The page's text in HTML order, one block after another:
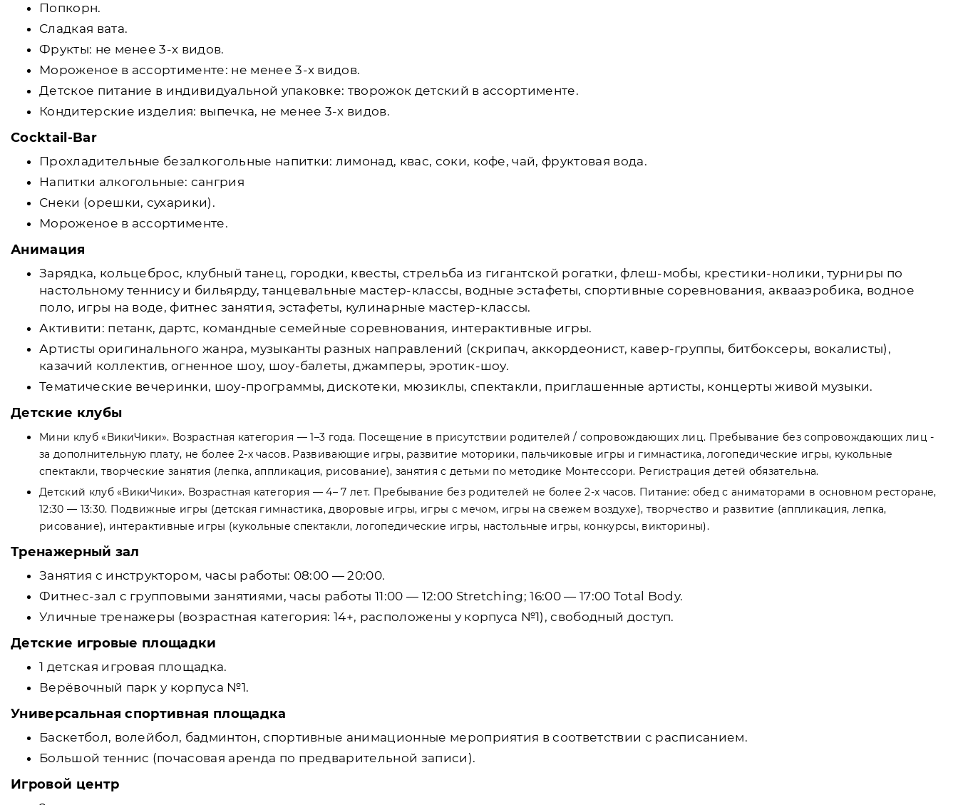
Попкорн.
Сладкая вата.
Фрукты: не менее 3-х видов.
Мороженое в ассортименте: не менее 3-х видов.
Детское питание в индивидуальной упаковке: творожок детский в ассортименте.
Кондитерские изделия: выпечка, не менее 3-х видов.
Cocktail-Bar
Прохладительные безалкогольные напитки: лимонад, квас, соки, кофе, чай, фруктовая вода.
Напитки алкогольные: сангрия
Снеки (орешки, сухарики).
Мороженое в ассортименте.
Анимация
Зарядка, кольцеброс, клубный танец, городки, квесты, стрельба из гигантской рогатки, флеш-мобы, крестики-нолики, турниры по
настольному теннису и бильярду, танцевальные мастер-классы, водные эстафеты, спортивные соревнования, аквааэробика, водное
поло, игры на воде, фитнес занятия, эстафеты, кулинарные мастер-классы.
Активити: петанк, дартс, командные семейные соревнования, интерактивные игры.
Артисты оригинального жанра, музыканты разных направлений (скрипач, аккордеонист, кавер-группы, битбоксеры, вокалисты),
казачий коллектив, огненное шоу, шоу-балеты, джамперы, эротик-шоу.
Тематические вечеринки, шоу-программы, дискотеки, мюзиклы, спектакли, приглашенные артисты, концерты живой музыки.
Детские клубы
Мини клуб «ВикиЧики». Возрастная категория — 1–3 года. Посещение в присутствии родителей / сопровождающих лиц. Пребывание без сопровождающих лиц -
за дополнительную плату, не более 2-х часов. Развивающие игры, развитие моторики, пальчиковые игры и гимнастика, логопедические игры, кукольные
спектакли, творческие занятия (лепка, аппликация, рисование), занятия с детьми по методике Монтессори. Регистрация детей обязательна.
Детский клуб «ВикиЧики». Возрастная категория — 4– 7 лет. Пребывание без родителей не более 2-х часов. Питание: обед с аниматорами в основном ресторане,
12:30 — 13:30. Подвижные игры (детская гимнастика, дворовые игры, игры с мечом, игры на свежем воздухе), творчество и развитие (аппликация, лепка,
рисование), интерактивные игры (кукольные спектакли, логопедические игры, настольные игры, конкурсы, викторины).
Тренажерный зал
Занятия с инструктором, часы работы: 08:00 — 20:00.
Фитнес-зал с групповыми занятиями, часы работы 11:00 — 12:00 Stretching; 16:00 — 17:00 Total Body.
Уличные тренажеры (возрастная категория: 14+, расположены у корпуса №1), свободный доступ.
Детские игровые площадки
1 детская игровая площадка.
Верёвочный парк у корпуса №1.
Универсальная спортивная площадка
Баскетбол, волейбол, бадминтон, спортивные анимационные мероприятия в соответствии с расписанием.
Большой теннис (почасовая аренда по предварительной записи).
Игровой центр